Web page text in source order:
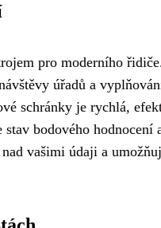
pro moderního
úřadů a
schránky je rychlá,
bodového
vašimi údaji a